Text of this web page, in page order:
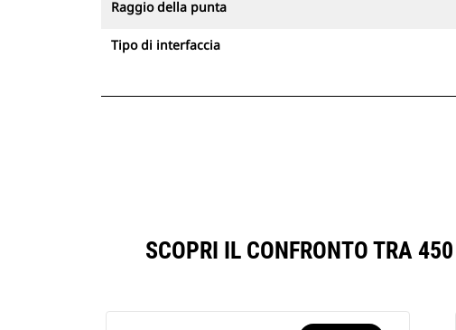
Raggio della punta
Tipo di interfaccia
SCOPRI IL CONFRONTO TRA